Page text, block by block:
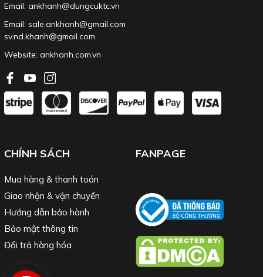
Email: ankhanh@dungcuktc.vn
Email: sale.ankhanh@gmail.com
sv.nd.khanh@gmail.com
Website: ankhanh.com.vn
CHÍNH SÁCH
Mua hàng & thanh toán
Giao nhận & vận chuyển
Hướng dẫn bảo hành
Bảo mật thông tin
Đổi trả hàng hóa
FANPAGE